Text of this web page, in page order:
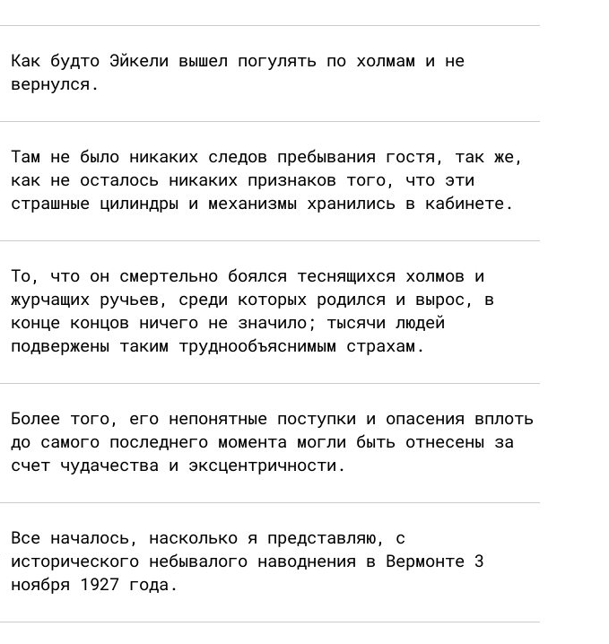
Как будто Эйкели вышел погулять по холмам и не
вернулся.
Там не было никаких следов пребывания гостя, так же,
как не осталось никаких признаков того, что эти
страшные цилиндры и механизмы хранились в кабинете.
То, что он смертельно боялся теснящихся холмов и
журчащих ручьев, среди которых родился и вырос, в
конце концов ничего не значило; тысячи людей
подвержены таким труднообъяснимым страхам.
Более того, его непонятные поступки и опасения вплоть
до самого последнего момента могли быть отнесены за
счет чудачества и эксцентричности.
Все началось, насколько я представляю, с
исторического небывалого наводнения в Вермонте 3
ноября 1927 года.